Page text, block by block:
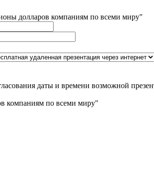
долларов компаниям по всеми миру"
даты и времени возможной
компаниям по всеми миру"